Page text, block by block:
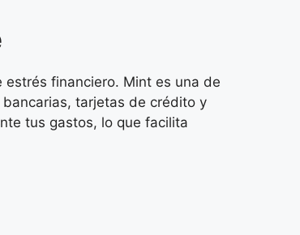
financiero. Mint es una de
tarjetas de crédito y
tus gastos, lo que facilita